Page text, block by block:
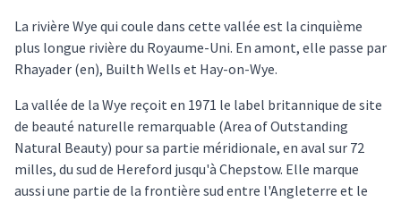
La rivière Wye qui coule dans cette vallée est la cinquième
plus longue rivière du Royaume-Uni. En amont, elle passe par
Rhayader (en), Builth Wells et Hay-on-Wye.
La vallée de la Wye reçoit en 1971 le label britannique de site
de beauté naturelle remarquable (Area of Outstanding
Natural Beauty) pour sa partie méridionale, en aval sur 72
milles, du sud de Hereford jusqu'à Chepstow. Elle marque
aussi une partie de la frontière sud entre l'Angleterre et le